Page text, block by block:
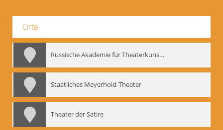
Orte
Russische Akademie für Theaterkunst – GITIS
Staatliches Meyerhold-Theater
Theater der Satire